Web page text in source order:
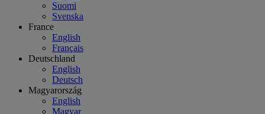
Suomi
Svenska
France
English
Français
Deutschland
English
Deutsch
Magyarország
English
Magyar